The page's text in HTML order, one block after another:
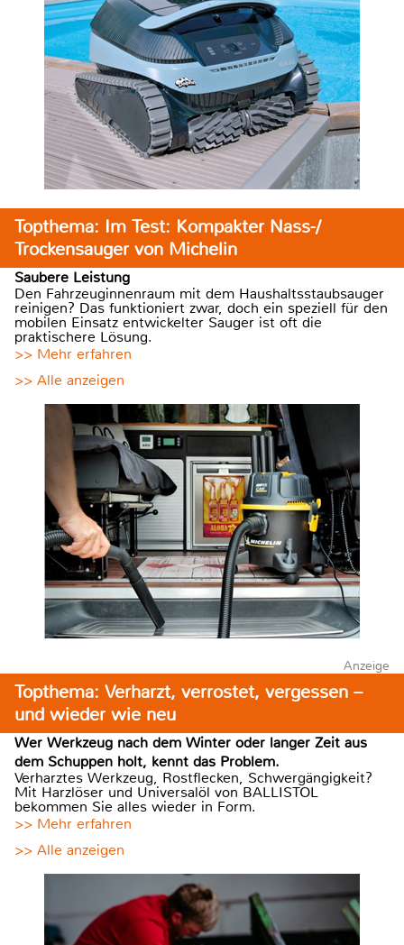
Topthema: Im Test: Kompakter Nass-/
Trockensauger von Michelin
Saubere Leistung
Den Fahrzeuginnenraum mit dem Haushaltsstaubsauger
reinigen? Das funktioniert zwar, doch ein speziell für den
mobilen Einsatz entwickelter Sauger ist oft die
praktischere Lösung.
>> Mehr erfahren
>> Alle anzeigen
Anzeige
Topthema: Verharzt, verrostet, vergessen –
und wieder wie neu
Wer Werkzeug nach dem Winter oder langer Zeit aus
dem Schuppen holt, kennt das Problem.
Verharztes Werkzeug, Rostflecken, Schwergängigkeit?
Mit Harzlöser und Universalöl von BALLISTOL
bekommen Sie alles wieder in Form.
>> Mehr erfahren
>> Alle anzeigen